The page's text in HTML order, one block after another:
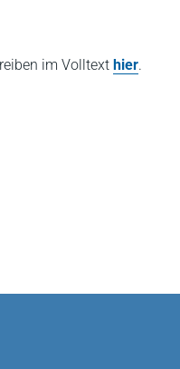
im Volltext hier.